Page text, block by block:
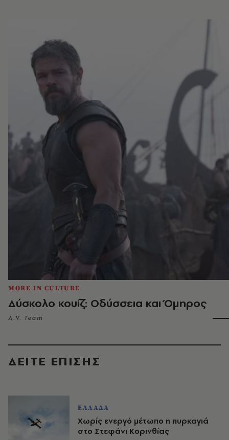
MORE IN CULTURE
Δύσκολο κουίζ: Οδύσσεια και Όμηρος
A.V. Team
ΔΕΙΤΕ ΕΠΙΣΗΣ
ΕΛΛΑΔΑ
Χωρίς ενεργό μέτωπο η πυρκαγιά
στο Στεφάνι Κορινθίας